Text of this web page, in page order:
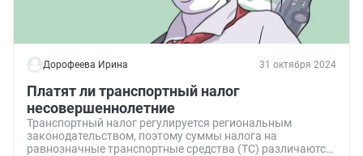
Дорофеева Ирина 31 октября 2024
Платят ли транспортный налог
несовершеннолетние
Транспортный налог регулируется региональным
законодательством, поэтому суммы налога на
равнозначные транспортные средства (ТС) различаются